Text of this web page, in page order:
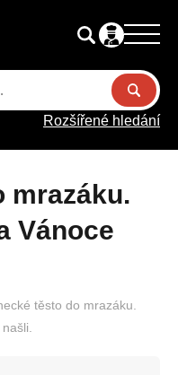
Rozšířené hledání
Vánoce
těsto do mrazáku.